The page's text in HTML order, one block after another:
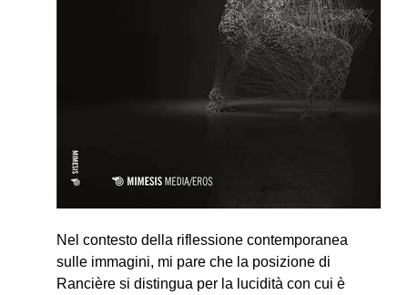
Nel contesto della riflessione contemporanea
sulle immagini, mi pare che la posizione di
Rancière si distingua per la lucidità con cui è